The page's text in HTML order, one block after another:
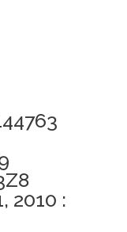
2010 :